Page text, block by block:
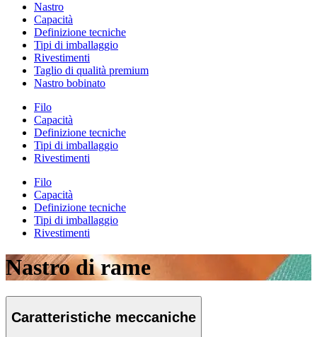
Nastro
Capacità
Definizione tecniche
Tipi di imballaggio
Rivestimenti
Taglio di qualità premium
Nastro bobinato
Filo
Capacità
Definizione tecniche
Tipi di imballaggio
Rivestimenti
Filo
Capacità
Definizione tecniche
Tipi di imballaggio
Rivestimenti
Nastro di rame
Caratteristiche meccaniche